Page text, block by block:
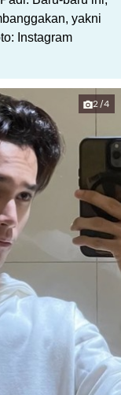
yakni
Instagram
2/4